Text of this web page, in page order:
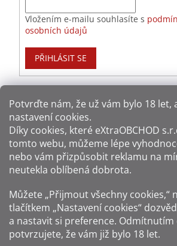
Potvrďte nám​​, že už vám bylo 18 let,
nastavení cookies.
Díky cookies, které eXtraOBCHOD
tomto webu, můžeme lépe
nebo vám přizpůsobit reklamu na
neutekla oblíbená dobrota.
Můžete „Přijmout všechny cookies,“
tlačítkem „Nastavení cookies“
a nastavit si preference. Odmítnutím
potvrzujete, že vám již bylo 18 let.
Vložením e-mailu souhlasíte s
osobních údajů
PŘIHLÁSIT SE
Způsoby dopravy: